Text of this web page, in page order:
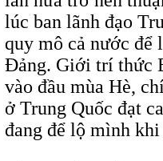
lúc ban lãnh đạo
quy mô cả nước
Đảng. Giới trí thức
vào đầu mùa Hè,
ở Trung Quốc đạt
đang để lộ mình